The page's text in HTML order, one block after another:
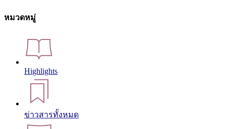
หมวดหมู่
Highlights
ข่าวสารทั้งหมด